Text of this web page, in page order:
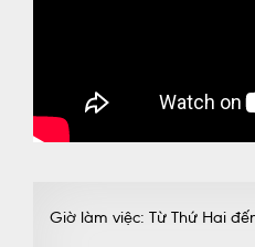
Giờ làm việc: Từ Thứ Hai